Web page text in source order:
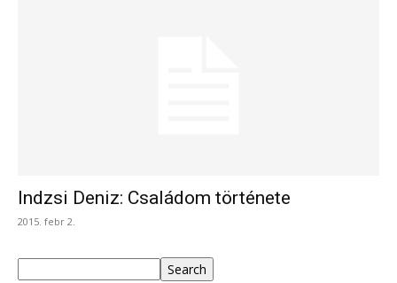
Indzsi Deniz: Családom története
2015. febr 2.
Search